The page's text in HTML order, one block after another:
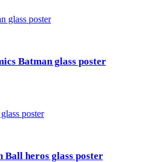
Batman glass poster
Ball heros glass poster